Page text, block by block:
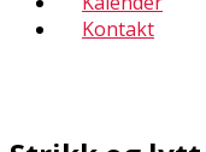
Kontakt